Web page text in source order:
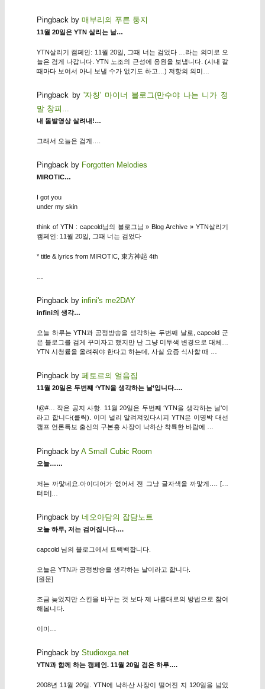
Pingback by 매부리의 푸른 둥지
11월 20일은 YTN 살리는 날…
YTN살리기 캠페인: 11월 20일, 그때 너는 검었다 …라는 의미로 오
늘은 검게 나갑니다. YTN 노조의 근성에 응원을 보냅니다. (시내 갈
때마다 보여서 아니 보낼 수가 없기도 하고…) 저항의 의미…
Pingback by'자칭' 마이너 블로그(만수야 나는 니가 정
말 창피...
내 돌발영상 살려내!…
그래서 오늘은 검게….
Pingback by Forgotten Melodies
MIROTIC…
I got you
under my skin
think of YTN : capcold님의 블로그님 » Blog Archive » YTN살리기
캠페인: 11월 20일, 그때 너는 검었다
* title & lyrics from MIROTIC, 東方神起 4th
Pingback by infini's me2DAY
infini의 생각…
오늘 하루는 YTN과 공정방송을 생각하는 두번째 날로, capcold 군
은 블로그를 검게 꾸미자고 했지만 난 그냥 미투색 변경으로 대체…
YTN 시청률을 올려줘야 한다고 하는데, 사실 요즘 식사할 때 …
Pingback by 페토르의 얼음집
11월 20일은 두번째 ‘YTN을 생각하는 날’입니다….
!@#… 작은 공지 사항. 11월 20일은 두번째 ‘YTN을 생각하는 날’이
라고 합니다(클릭). 이미 널리 알려져있다시피 YTN은 이명박 대선
캠프 언론특보 출신의 구본홍 사장이 낙하산 착륙한 바람에 …
Pingback by A Small Cubic Room
오늘……
저는 까맣네요.아이디어가 없어서 전 그냥 글자색을 까맣게…. […
텨텨]…
Pingback by 네오아담의 잡담노트
오늘 하루, 저는 검어집니다….
capcold 님의 블로그에서 트랙백합니다.
오늘은 YTN과 공정방송을 생각하는 날이라고 합니다.
[원문]
조금 늦었지만 스킨을 바꾸는 것 보다 제 나름대로의 방법으로 참여
해봅니다.
이미…
Pingback by Studioxga.net
YTN과 함께 하는 캠페인. 11월 20일 검은 하루….
2008년 11월 20일. YTN에 낙하산 사장이 떨어진 지 120일을 넘었